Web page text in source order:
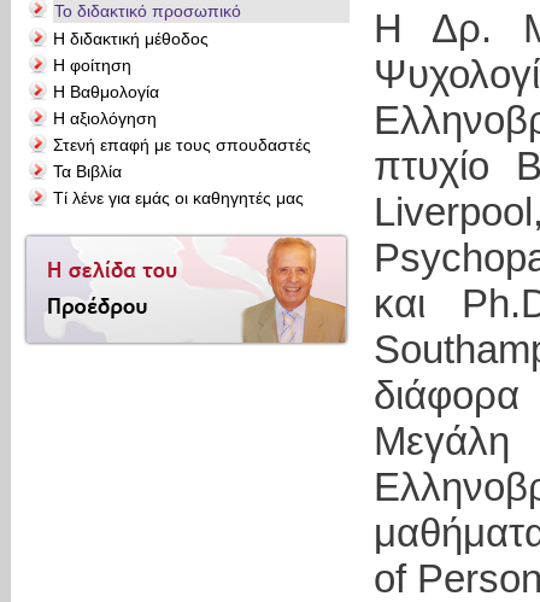
Το διδακτικό προσωπικό
Η διδακτική μέθοδος
Η φοίτηση
Η Βαθμολογία
Η αξιολόγηση
Στενή επαφή με τους σπουδαστές
Τα Βιβλία
Τί λένε για εμάς οι καθηγητές μας
Η Δρ.
πτυχίο
και
Μεγάλη
of